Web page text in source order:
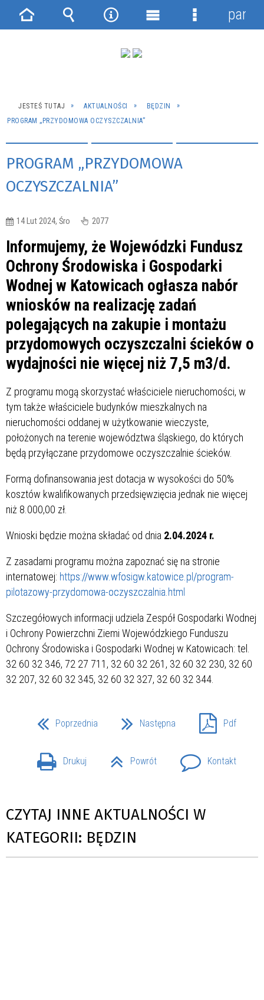
JESTEŚ TUTAJ AKTUALNOŚCI
BĘDZIN
PROGRAM „PRZYDOMOWA OCZYSZCZALNIA”
PROGRAM „PRZYDOMOWA
OCZYSZCZALNIA”
14 Lut 2024, Śro 2077
Informujemy, że Wojewódzki Fundusz
Ochrony Środowiska i Gospodarki
Wodnej w Katowicach ogłasza nabór
wniosków na realizację zadań
polegających na zakupie i montażu
przydomowych oczyszczalni ścieków o
wydajności nie więcej niż 7,5 m3/d.
Z programu mogą skorzystać właściciele nieruchomości, w
tym także właściciele budynków mieszkalnych na
nieruchomości oddanej w użytkowanie wieczyste,
położonych na terenie województwa śląskiego, do których
będą przyłączane przydomowe oczyszczalnie ścieków.
Formą dofinansowania jest dotacja w wysokości do 50%
kosztów kwalifikowanych przedsięwzięcia jednak nie więcej
niż 8.000,00 zł.
Wnioski będzie można składać od dnia 2.04.2024 r.
Z zasadami programu można zapoznać się na stronie
internatowej: https://www.wfosigw.katowice.pl/program-
pilotazowy-przydomowa-oczyszczalnia.html
Szczegółowych informacji udziela Zespół Gospodarki Wodnej
i Ochrony Powierzchni Ziemi Wojewódzkiego Funduszu
Ochrony Środowiska i Gospodarki Wodnej w Katowicach: tel.
32 60 32 346, 72 27 711, 32 60 32 261, 32 60 32 230, 32 60
32 207, 32 60 32 345, 32 60 32 327, 32 60 32 344.
Poprzednia Następna Pdf
Drukuj Powrót Kontakt
CZYTAJ INNE AKTUALNOŚCI W
KATEGORII: BĘDZIN
Strona Wyszukiwarka
NarzędziaMenu
Menu
panel